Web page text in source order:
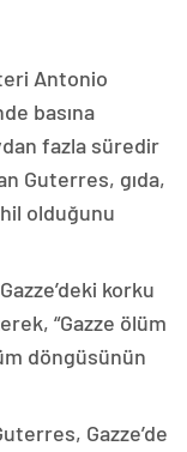
Antonio
basına
fazla süredir
Guterres, gıda,
olduğunu
korku
“Gazze ölüm
döngüsünün
Gazze’de